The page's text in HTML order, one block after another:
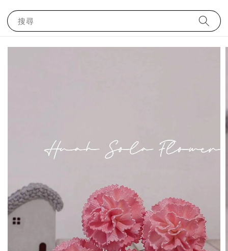
搜尋